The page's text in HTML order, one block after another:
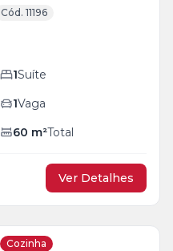
Cód. 11196
1Suíte
1Vaga
60 m²Total
Ver Detalhes
Cozinha